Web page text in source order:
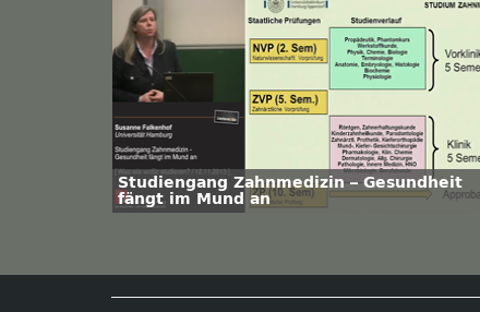
Studiengang Zahnmedizin – Gesundheit
fängt im Mund an